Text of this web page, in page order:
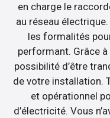
en charge le
au réseau
les formalités
performant. Grâce
possibilité d’être
de votre installation.
et opérationnel
d’électricité. Vous